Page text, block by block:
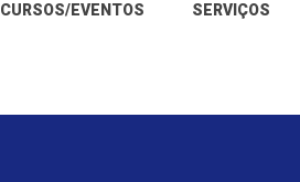
CURSOS/EVENTOS SERVIÇOS